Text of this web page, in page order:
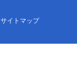
サイトマップ